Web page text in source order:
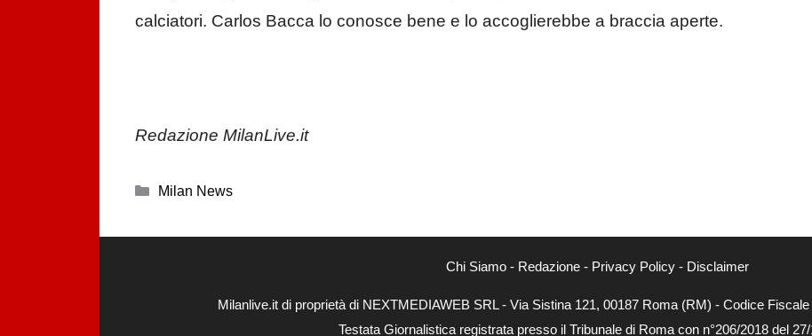
calciatori. Carlos Bacca lo conosce bene e lo accoglierebbe a braccia aperte.
Redazione MilanLive.it
Categorie
Milan News
Chi Siamo- Redazione- Privacy Policy- Disclaimer
Milanlive.it di proprietà di NEXTMEDIAWEB SRL - Via Sistina 121, 00187 Roma (RM) - Codice
Testata Giornalistica registrata presso il Tribunale di Roma con n°206/2018 del